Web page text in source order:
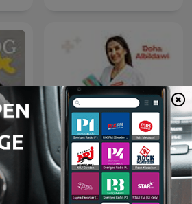
Sjuksköterskestudenten